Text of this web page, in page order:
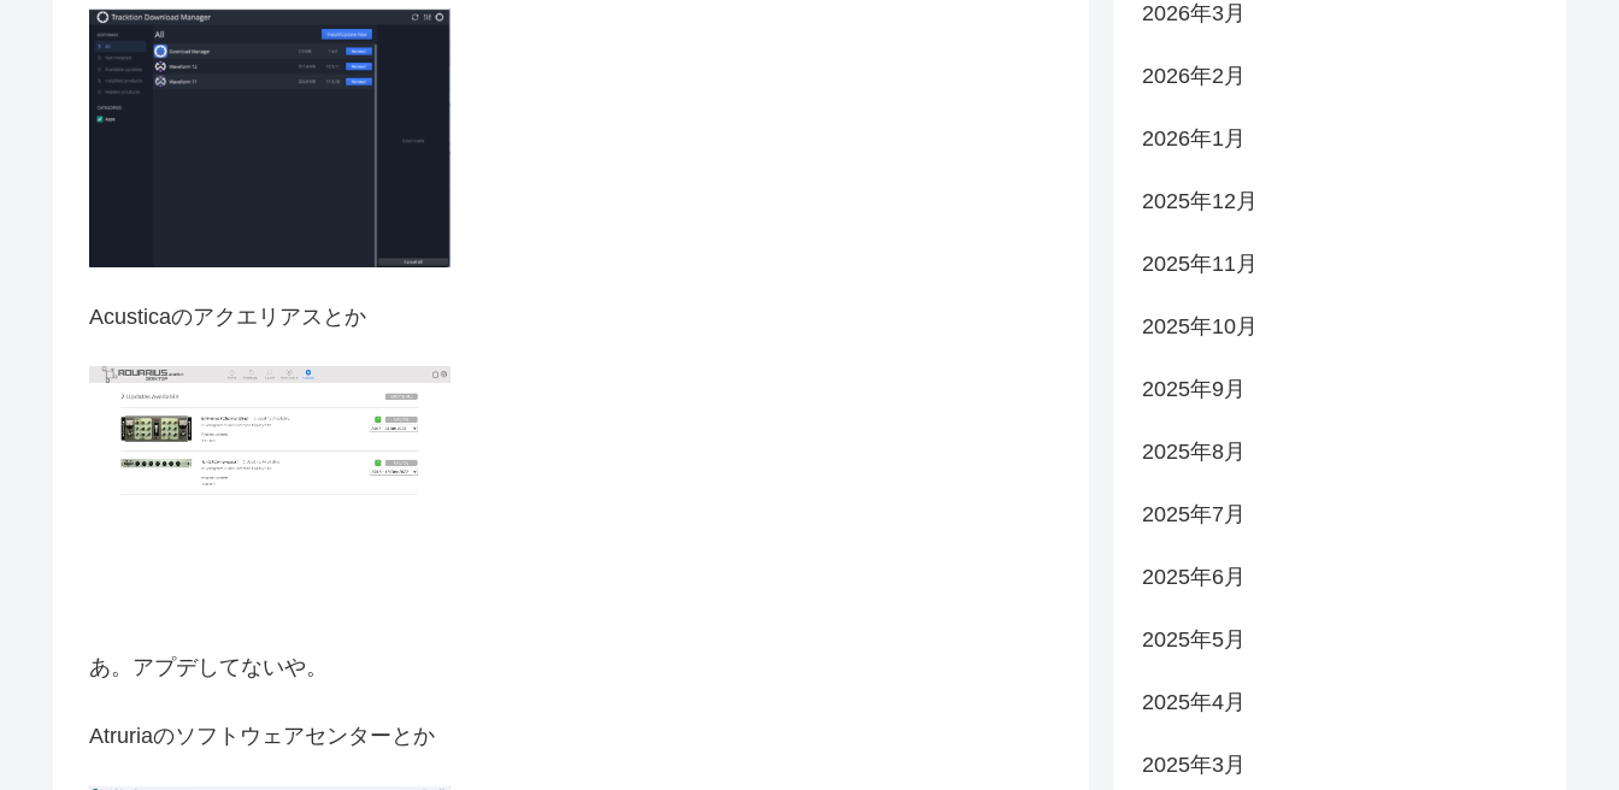
Acusticaのアクエリアスとか
あ。アプデしてないや。
Atruriaのソフトウェアセンターとか
2026年3月
2026年2月
2026年1月
2025年12月
2025年11月
2025年10月
2025年9月
2025年8月
2025年7月
2025年6月
2025年5月
2025年4月
2025年3月